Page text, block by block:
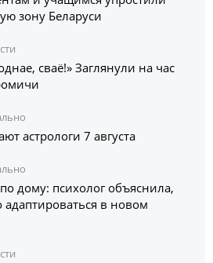
зону Беларуси
сваё!» Заглянули на час
астрологи 7 августа
дому: психолог объяснила,
адаптироваться в новом